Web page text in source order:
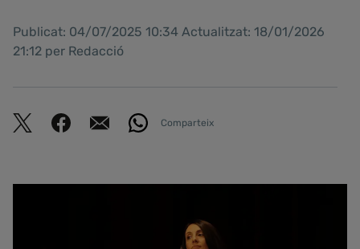
Publicat: 04/07/2025 10:34 Actualitzat: 18/01/2026
21:12 per Redacció
Comparteix